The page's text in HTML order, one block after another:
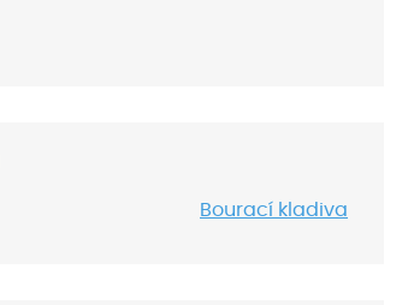
Bourací kladiva